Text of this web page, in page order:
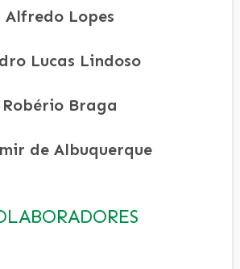
Alfredo Lopes
Lucas Lindoso
Robério Braga
de Albuquerque